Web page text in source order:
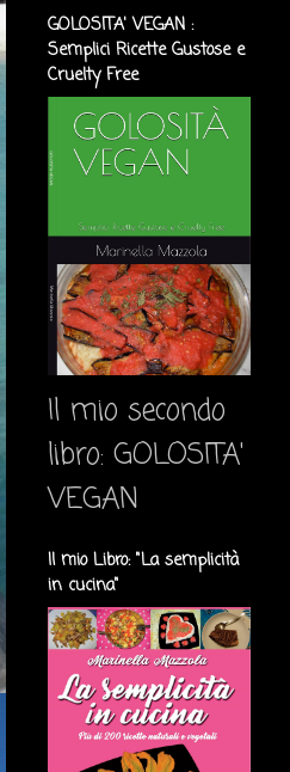
GOLOSITA' VEGAN :
Semplici Ricette Gustose e
Cruelty Free
Il mio secondo
libro: GOLOSITA'
VEGAN
Il mio Libro: "La semplicità
in cucina"